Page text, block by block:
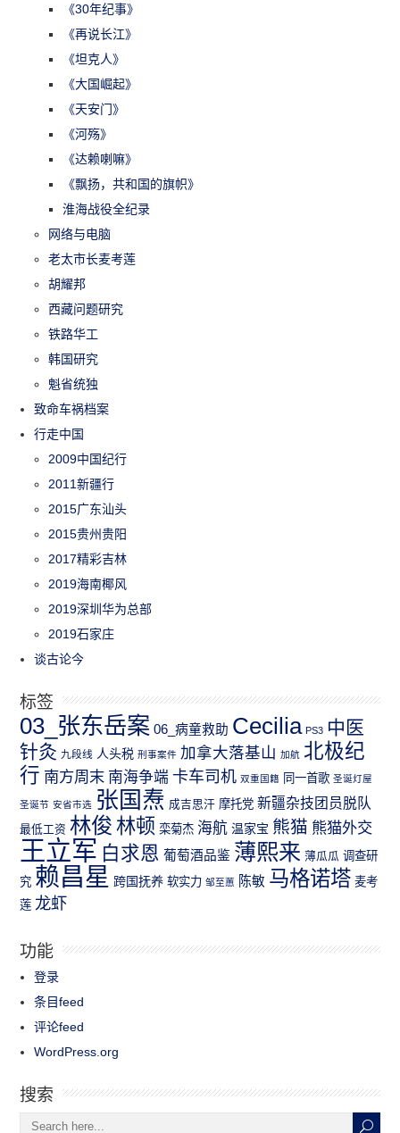
《30年纪事》
《再说长江》
《坦克人》
《大国崛起》
《天安门》
《河殇》
《达赖喇嘛》
《飘扬，共和国的旗帜》
淮海战役全纪录
网络与电脑
老太市长麦考莲
胡耀邦
西藏问题研究
铁路华工
韩国研究
魁省统独
致命车祸档案
行走中国
2009中国纪行
2011新疆行
2015广东汕头
2015贵州贵阳
2017精彩吉林
2019海南椰风
2019深圳华为总部
2019石家庄
谈古论今
标签
03_张东岳案 06_病童救助 Cecilia PS3 中医
针灸 九段线 人头税 刑事案件 加拿大落基山 加航 北极纪
行 南方周末 南海争端 卡车司机 双重国籍 同一首歌 圣诞灯屋
圣诞节 安省市选 张国焘 成吉思汗 摩托党 新疆杂技团员脱队
最低工资 林俊 林顿 栾菊杰 海航 温家宝 熊猫 熊猫外交
王立军 白求恩 葡萄酒品鉴 薄熙来 薄瓜瓜 调查研
究 赖昌星 跨国抚养 软实力 邹至蕙 陈敏 马格诺塔 麦考
莲 龙虾
功能
登录
条目feed
评论feed
WordPress.org
搜索